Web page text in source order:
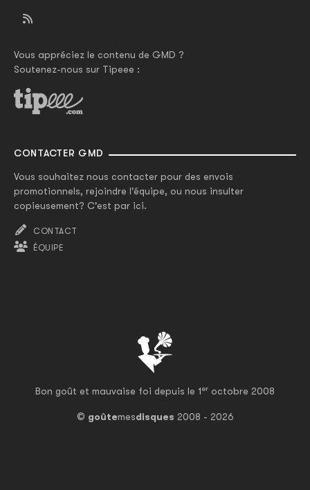
Bon goût et mauvaise foi depuis le 1er octobre 2008
© goûtemesdisques 2008 - 2026
Vous appréciez le contenu de GMD ?
Soutenez-nous sur Tipeee :
CONTACTER GMD
Vous souhaitez nous contacter pour des envois
promotionnels, rejoindre l'équipe, ou nous insulter
copieusement? C'est par ici.
CONTACT
ÉQUIPE